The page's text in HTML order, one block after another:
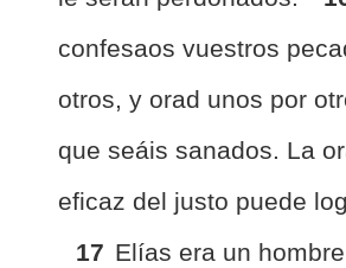
confesaos vuestros
otros, y orad unos por
que seáis sanados. La
eficaz del justo puede
17 Elías era un